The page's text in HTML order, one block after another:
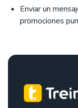
Enviar un
promociones